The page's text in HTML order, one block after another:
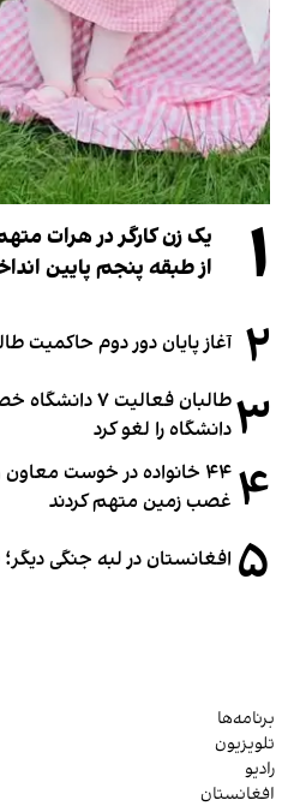
۱
یک زن کارگر در هرات
از طبقه پنجم پایین
۲ آغاز پایان دور دوم حاکمیت
۳دانشگاه را لغو کرد
۴
۴۴ خانواده در خوست معاون
غصب زمین متهم کردند
۵ افغانستان در لبه جنگی
برنامه‌ها
تلویزیون
رادیو
افغانستان